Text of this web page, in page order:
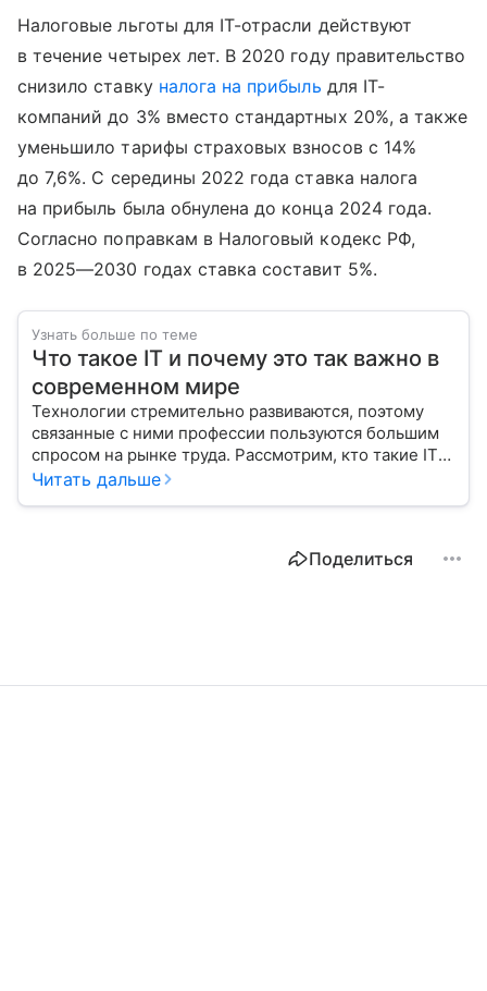
Налоговые льготы для IT-отрасли действуют
в течение четырех лет. В 2020 году правительство
снизило ставку налога на прибыль для IT-
компаний до 3% вместо стандартных 20%, а также
уменьшило тарифы страховых взносов с 14%
до 7,6%. С середины 2022 года ставка налога
на прибыль была обнулена до конца 2024 года.
Согласно поправкам в Налоговый кодекс РФ,
в 2025—2030 годах ставка составит 5%.
Узнать больше по теме
Что такое IT и почему это так важно в
современном мире
Технологии стремительно развиваются, поэтому
связанные с ними профессии пользуются большим
спросом на рынке труда. Рассмотрим, кто такие IT-
специалисты, и узнаем, как попасть в эту сферу
Читать дальше
Поделиться